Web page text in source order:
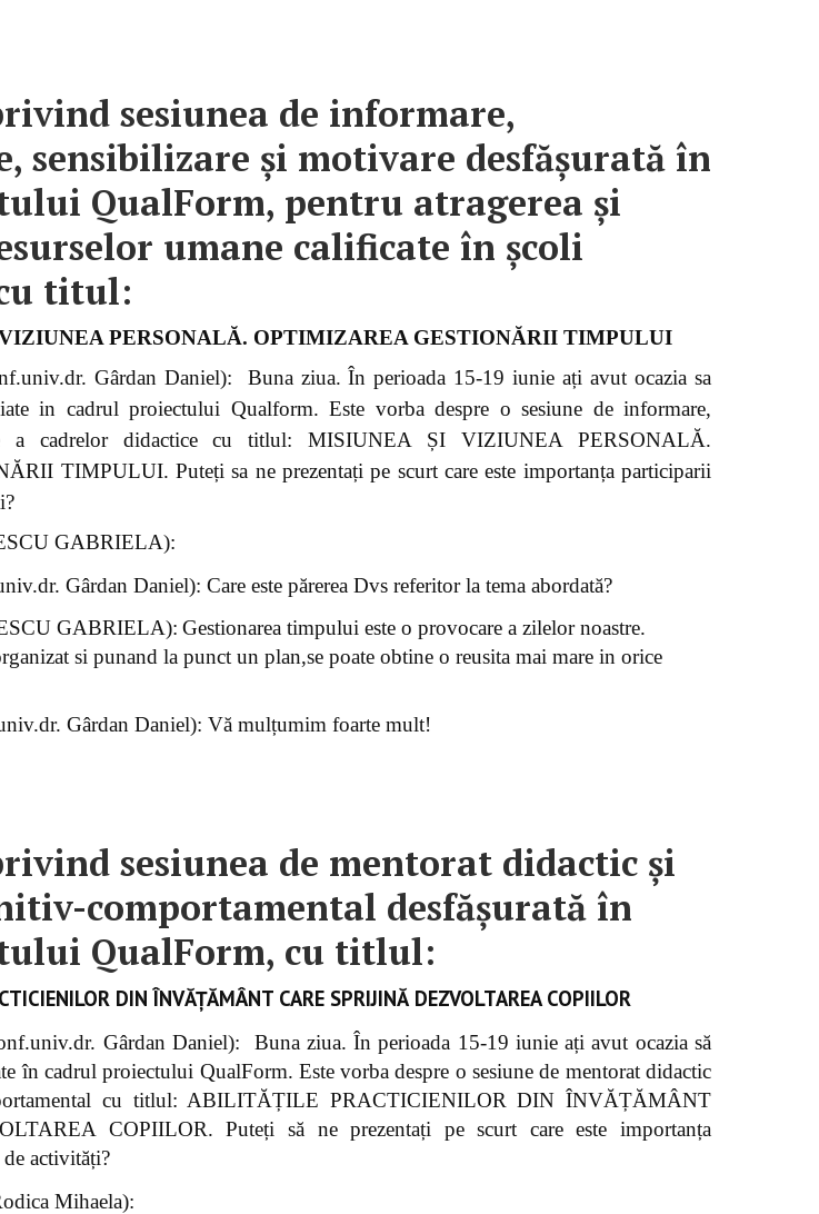
sesiunea de informare,
sensibilizare și motivare desfășurată în
QualForm, pentru atragerea și
umane calificate în școli
titul:
PERSONALĂ. OPTIMIZAREA GESTIONĂRII TIMPULUI
Gârdan Daniel): Buna ziua. În perioada 15-19 iunie ați avut ocazia sa
in cadrul proiectului Qualform. Este vorba despre o sesiune de informare,
a cadrelor didactice cu titlul: MISIUNEA ȘI VIZIUNEA PERSONALĂ.
TIMPULUI. Puteți sa ne prezentați pe scurt care este importanța participarii
GABRIELA):
Gârdan Daniel): Care este părerea Dvs referitor la tema abordată?
GABRIELA): Gestionarea timpului este o provocare a zilelor noastre.
si punand la punct un plan,se poate obtine o reusita mai mare in orice
Gârdan Daniel): Vă mulțumim foarte mult!
sesiunea de mentorat didactic și
comportamental desfășurată în
QualForm, cu titlul:
DIN ÎNVĂȚĂMÂNT CARE SPRIJINĂ DEZVOLTAREA COPIILOR
Gârdan Daniel): Buna ziua. În perioada 15-19 iunie ați avut ocazia să
în cadrul proiectului QualForm. Este vorba despre o sesiune de mentorat didactic
cu titlul: ABILITĂȚILE PRACTICIENILOR DIN ÎNVĂȚĂMÂNT
COPIILOR. Puteți să ne prezentați pe scurt care este importanța
activități?
Mihaela):